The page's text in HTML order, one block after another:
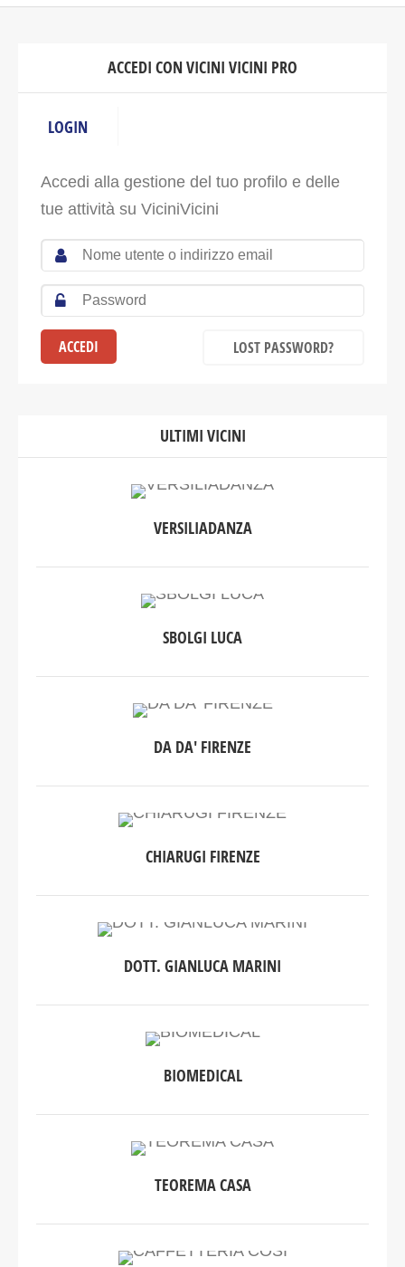
ACCEDI CON VICINI VICINI PRO
LOGIN
Accedi alla gestione del tuo profilo e delle
tue attività su ViciniVicini
LOST PASSWORD?
ULTIMI VICINI
VERSILIADANZA
SBOLGI LUCA
DA DA' FIRENZE
CHIARUGI FIRENZE
DOTT. GIANLUCA MARINI
BIOMEDICAL
TEOREMA CASA